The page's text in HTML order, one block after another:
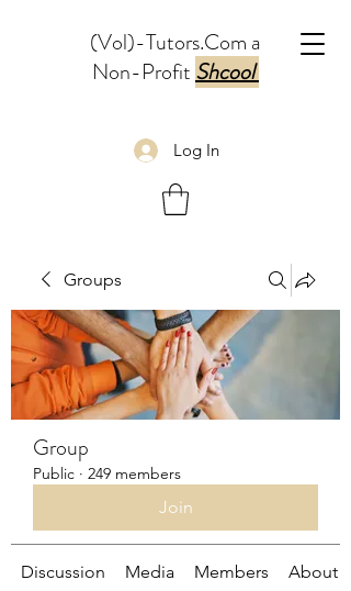
(Vol)-Tutors.Com a
Non-ProfitShcool
Log In
Groups
Group
Public · 249 members
Join
Discussion Media Members About